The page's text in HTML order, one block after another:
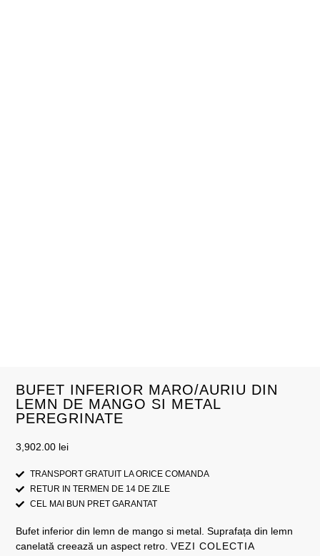
BUFET INFERIOR MARO/AURIU DIN
LEMN DE MANGO SI METAL
PEREGRINATE
3,902.00 lei
TRANSPORT GRATUIT LA ORICE COMANDA
RETUR IN TERMEN DE 14 DE ZILE
CEL MAI BUN PRET GARANTAT
Bufet inferior din lemn de mango si metal. Suprafața din lemn
canelată creează un aspect retro. VEZI COLECTIA